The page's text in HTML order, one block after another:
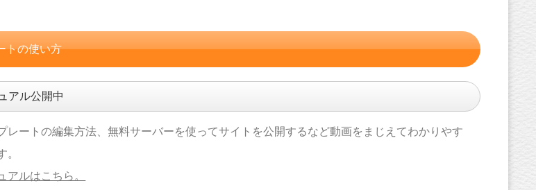
トの使い方
アル公開中
レートの編集方法、無料サーバーを使ってサイトを公開するなど動画をまじえてわかりやす
。
アルはこちら。